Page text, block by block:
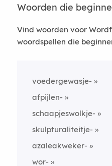
Woorden die
Vind woorden voor
woordspellen die
voedergewasje-
afpijlen-
schaapjeswolkje-
skulpturaliteitje-
azaleakweker-
wor-